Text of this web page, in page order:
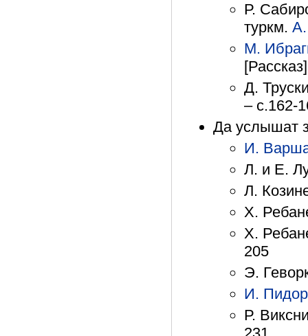
Р.
туркм. А.
М.
Д.
– с.162-
Да услышат
И.
Л. и Е.
Л.
Х.
Х.
205
Э.
И.
Р.